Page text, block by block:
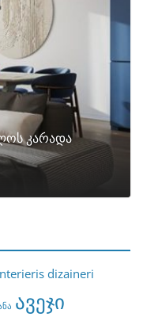
კარადა
dizaineri
ავეჯი